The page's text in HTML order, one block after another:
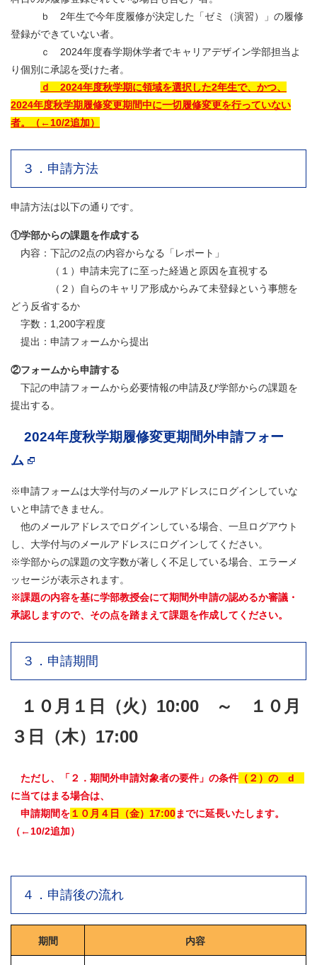
ｂ 2年生で今年度履修が決定した「ゼミ（演習）」の履修
登録ができていない者。
ｃ 2024年度春学期休学者でキャリアデザイン学部担当よ
り個別に承認を受けた者。
ｄ 2024年度秋学期に領域を選択した2年生で、かつ、
2024年度秋学期履修変更期間中に一切履修変更を行っていない
者。（←10/2追加）
３．申請方法
申請方法は以下の通りです。
①学部からの課題を作成する
内容：下記の2点の内容からなる「レポート」
（１）申請未完了に至った経過と原因を直視する
（２）自らのキャリア形成からみて未登録という事態を
どう反省するか
字数：1,200字程度
提出：申請フォームから提出
②フォームから申請する
下記の申請フォームから必要情報の申請及び学部からの課題を
提出する。
2024年度秋学期履修変更期間外申請フォー
ム
※申請フォームは大学付与のメールアドレスにログインしていな
いと申請できません。
他のメールアドレスでログインしている場合、一旦ログアウト
し、大学付与のメールアドレスにログインしてください。
※学部からの課題の文字数が著しく不足している場合、エラーメ
ッセージが表示されます。
※課題の内容を基に学部教授会にて期間外申請の認めるか審議・
承認しますので、その点を踏まえて課題を作成してください。
３．申請期間
１０ 月１日（火）10:00 ～ １０月
３日（木）17:00
ただし、「２．期間外申請対象者の要件」の条件 （２）の d
に当てはまる場合は、
申請期間を１０月４日（金）17:00までに延長いたします。
（←10/2追加）
４．申請後の流れ
期間 内容